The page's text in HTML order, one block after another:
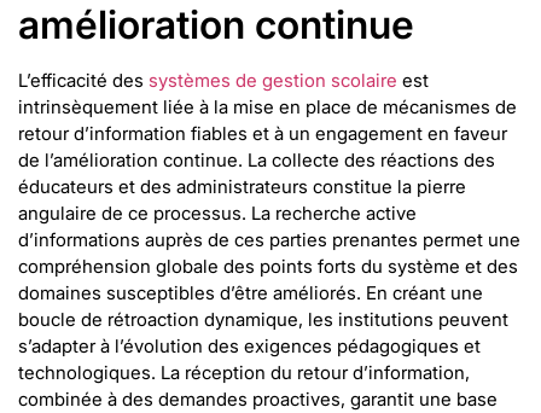
amélioration continue
L’efficacité des systèmes de gestion scolaire est
intrinsèquement liée à la mise en place de mécanismes de
retour d’information fiables et à un engagement en faveur
de l’amélioration continue. La collecte des réactions des
éducateurs et des administrateurs constitue la pierre
angulaire de ce processus. La recherche active
d’informations auprès de ces parties prenantes permet une
compréhension globale des points forts du système et des
domaines susceptibles d’être améliorés. En créant une
boucle de rétroaction dynamique, les institutions peuvent
s’adapter à l’évolution des exigences pédagogiques et
technologiques. La réception du retour d’information,
combinée à des demandes proactives, garantit une base